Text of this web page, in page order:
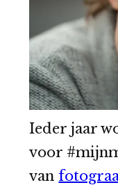
Ieder jaar
voor
van